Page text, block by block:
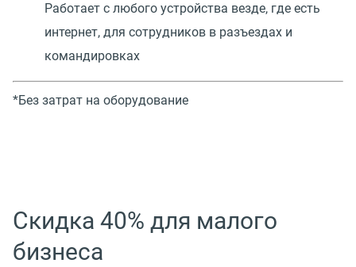
Работает с любого устройства везде, где есть
интернет, для сотрудников в разъездах и
командировках
*Без затрат на оборудование
Скидка 40% для малого
бизнеса